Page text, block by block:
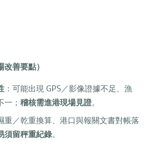
改善要點）
：可能出現 GPS／影像證據不足、漁
一； 稽核需進港現場見證。
重／乾重換算、港口與報關文書對帳落
須留秤重紀錄。